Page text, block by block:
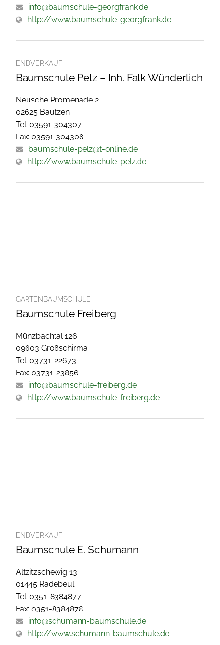
info@baumschule-georgfrank.de
http://www.baumschule-georgfrank.de
ENDVERKAUF
Baumschule Pelz – Inh. Falk Wünderlich
Neusche Promenade 2
02625 Bautzen
Tel: 03591-304307
Fax: 03591-304308
baumschule-pelz@t-online.de
http://www.baumschule-pelz.de
GARTENBAUMSCHULE
Baumschule Freiberg
Münzbachtal 126
09603 Großschirma
Tel: 03731-22673
Fax: 03731-23856
info@baumschule-freiberg.de
http://www.baumschule-freiberg.de
ENDVERKAUF
Baumschule E. Schumann
Altzitzschewig 13
01445 Radebeul
Tel: 0351-8384877
Fax: 0351-8384878
info@schumann-baumschule.de
http://www.schumann-baumschule.de